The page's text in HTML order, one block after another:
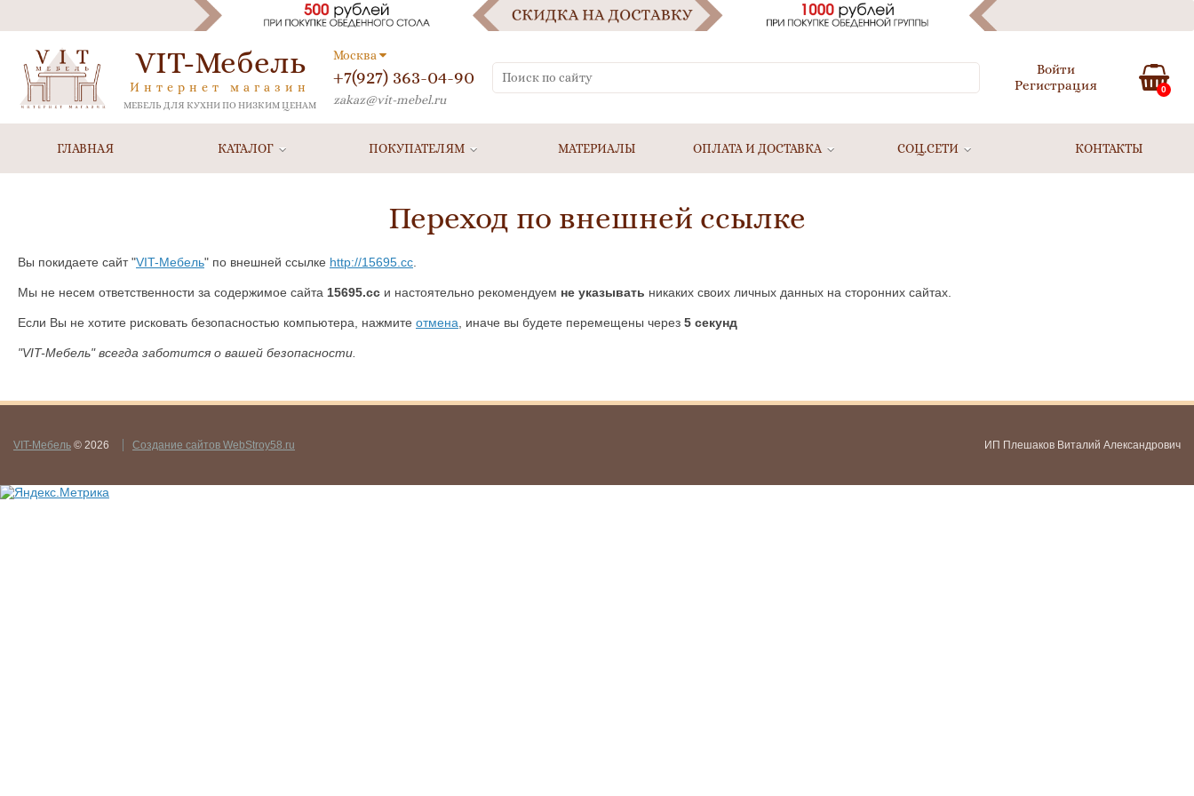
VIT-Мебель
Интернет магазин
МЕБЕЛЬ ДЛЯ КУХНИ ПО НИЗКИМ ЦЕНАМ
Москва
+7(927) 363-04-90
zakaz@vit-mebel.ru
Войти
Регистрация
0
ГЛАВНАЯ КАТАЛОГ ПОКУПАТЕЛЯМ МАТЕРИАЛЫ ОПЛАТА И ДОСТАВКА СОЦ.СЕТИ КОНТАКТЫ
Переход по внешней ссылке
Вы покидаете сайт "VIT-Мебель" по внешней ссылке http://15695.cc
Мы не несем ответственности за содержимое сайта 15695.cc и настоятельно рекомендуем не указывать никаких своих личных данных на сторонних сайтах.
Если Вы не хотите рисковать безопасностью компьютера, нажмите отмена , иначе вы будете перемещены через 5 секунд
"VIT-Мебель" всегда заботится о вашей безопасности.
VIT-Мебель © 2026 Создание сайтов WebStroy58.ru ИП Плешаков Виталий Александрович